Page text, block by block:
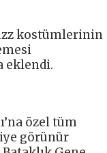
kostümlerinin
eklendi.
özel tüm
görünür